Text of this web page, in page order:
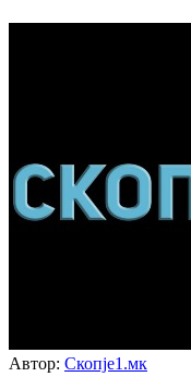
Автор: Скопје1.мк